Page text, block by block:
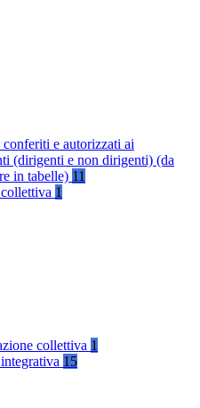
e autorizzati ai
(dirigenti e non dirigenti) (da
in tabelle) 11
1
collettiva 1
15